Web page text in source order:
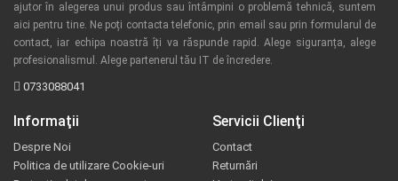
ajutor în alegerea unui produs sau întâmpini o problemă tehnică, suntem
aici pentru tine. Ne poți contacta telefonic, prin email sau prin formularul de
contact, iar echipa noastră îți va răspunde rapid. Alege siguranța, alege
profesionalismul. Alege partenerul tău IT de încredere.
0733088041
Informaţii
Despre Noi
Politica de utilizare Cookie-uri
Servicii Clienţi
Contact
Returnări